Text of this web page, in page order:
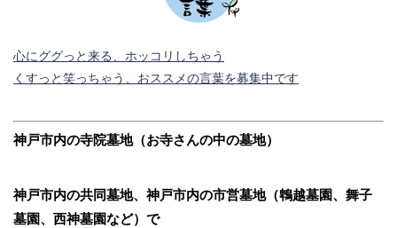
心にググっと来る、ホッコリしちゃう
くすっと笑っちゃう、おススメの言葉を募集中です
神戸市内の寺院墓地（お寺さんの中の墓地）
神戸市内の共同墓地、神戸市内の市営墓地（鵯越墓園、舞子
墓園、西神墓園など）で